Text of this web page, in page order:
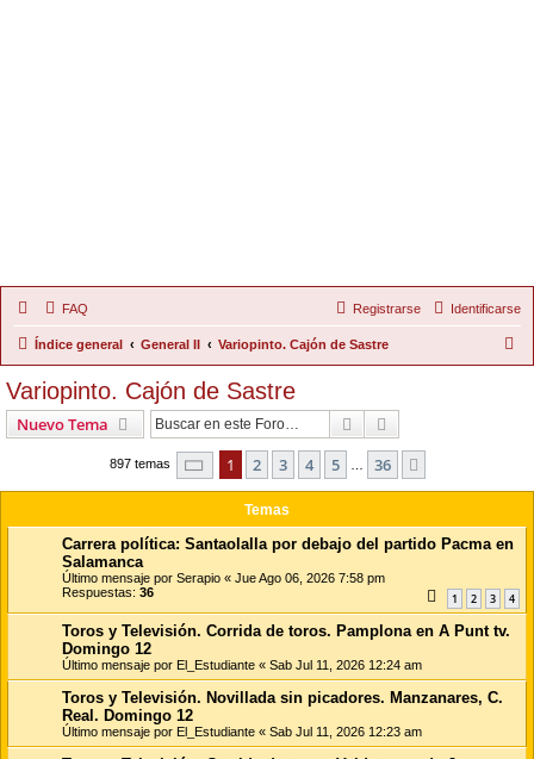
FAQ Identificarse
Registrarse
Índice general General II Variopinto. Cajón de Sastre
Variopinto. Cajón de Sastre
Nuevo Tema Buscar
897 temas Página de 36
1 2 3 4 5 36
Temas
Carrera política: Santaolalla por debajo del partido Pacma en
Salamanca
Último mensaje por Serapio « Jue Ago 06, 2026 7:58 pm
Respuestas: 36 1 2 3 4
Toros y Televisión. Corrida de toros. Pamplona en A Punt tv.
Domingo 12
Último mensaje por El_Estudiante « Sab Jul 11, 2026 12:24 am
Toros y Televisión. Novillada sin picadores. Manzanares, C.
Real. Domingo 12
Último mensaje por El_Estudiante « Sab Jul 11, 2026 12:23 am